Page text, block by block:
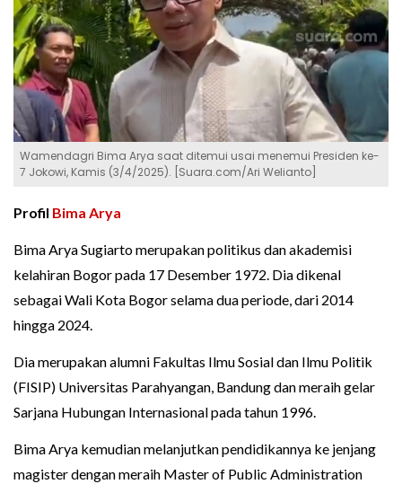
Wamendagri Bima Arya saat ditemui usai menemui Presiden ke-
7 Jokowi, Kamis (3/4/2025). [Suara.com/Ari Welianto]
Profil Bima Arya
Bima Arya Sugiarto merupakan politikus dan akademisi
kelahiran Bogor pada 17 Desember 1972. Dia dikenal
sebagai Wali Kota Bogor selama dua periode, dari 2014
hingga 2024.
Dia merupakan alumni Fakultas Ilmu Sosial dan Ilmu Politik
(FISIP) Universitas Parahyangan, Bandung dan meraih gelar
Sarjana Hubungan Internasional pada tahun 1996.
Bima Arya kemudian melanjutkan pendidikannya ke jenjang
magister dengan meraih Master of Public Administration